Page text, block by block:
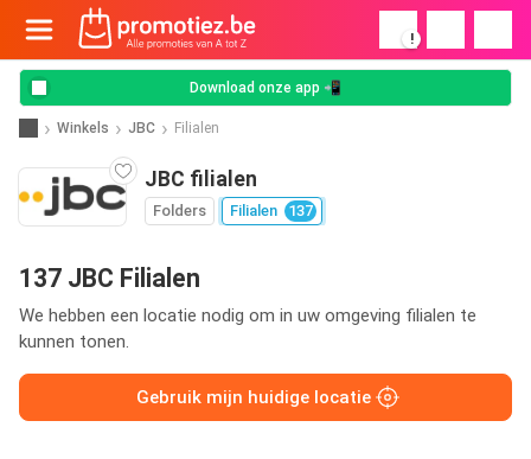
!
Download onze app 📲
Winkels JBC Filialen
JBC filialen
Folders Filialen 137
137 JBC Filialen
We hebben een locatie nodig om in uw omgeving filialen te
kunnen tonen.
Gebruik mijn huidige locatie